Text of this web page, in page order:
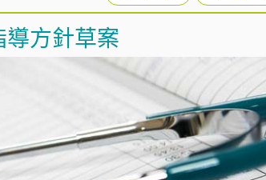
方針草案